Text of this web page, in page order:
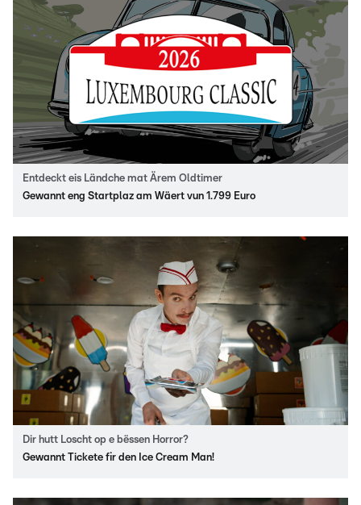
Entdeckt eis Ländche mat Ärem Oldtimer
Gewannt eng Startplaz am Wäert vun 1.799 Euro
Dir hutt Loscht op e bëssen Horror?
Gewannt Tickete fir den Ice Cream Man!